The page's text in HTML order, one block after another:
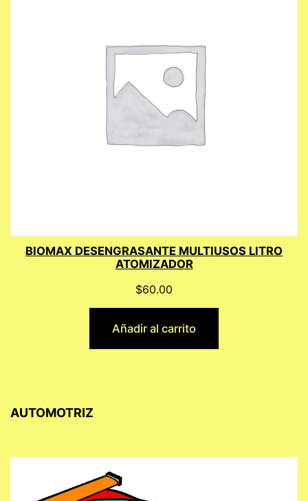
BIOMAX DESENGRASANTE MULTIUSOS LITRO
ATOMIZADOR
$60.00
Añadir al carrito
AUTOMOTRIZ